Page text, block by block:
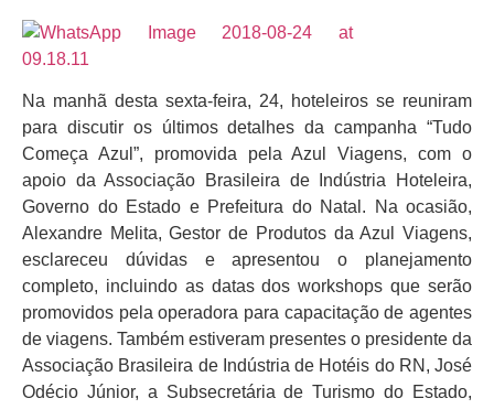
Na manhã desta sexta-feira, 24, hoteleiros se reuniram
para discutir os últimos detalhes da campanha “Tudo
Começa Azul”, promovida pela Azul Viagens, com o
apoio da Associação Brasileira de Indústria Hoteleira,
Governo do Estado e Prefeitura do Natal. Na ocasião,
Alexandre Melita, Gestor de Produtos da Azul Viagens,
esclareceu dúvidas e apresentou o planejamento
completo, incluindo as datas dos workshops que serão
promovidos pela operadora para capacitação de agentes
de viagens. Também estiveram presentes o presidente da
Associação Brasileira de Indústria de Hotéis do RN, José
Odécio Júnior, a Subsecretária de Turismo do Estado,